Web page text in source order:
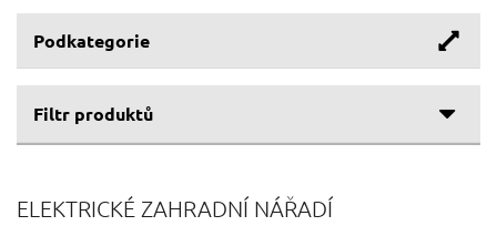
Podkategorie
Filtr produktů
Výrobce
ELEKTRICKÉ ZAHRADNÍ NÁŘADÍ